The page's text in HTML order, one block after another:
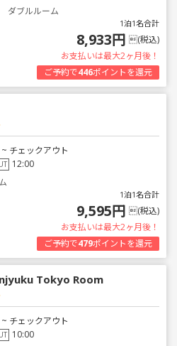
ダブルルーム
1泊1名合計
8,933円 (税込)
お支払いは最大2ヶ月後！
ご予約で446ポイントを還元
チェックアウト
12:00
1泊1名合計
9,595円 (税込)
お支払いは最大2ヶ月後！
ご予約で479ポイントを還元
Tokyo Room
チェックアウト
10:00